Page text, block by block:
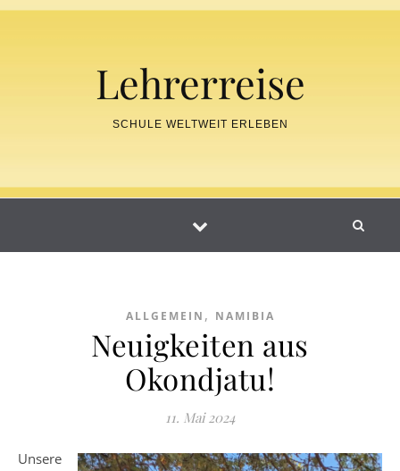
Skip to content
Lehrerreise
SCHULE WELTWEIT ERLEBEN
ALLGEMEIN , NAMIBIA
Neuigkeiten aus
Okondjatu!
11. Mai 2024
Unsere